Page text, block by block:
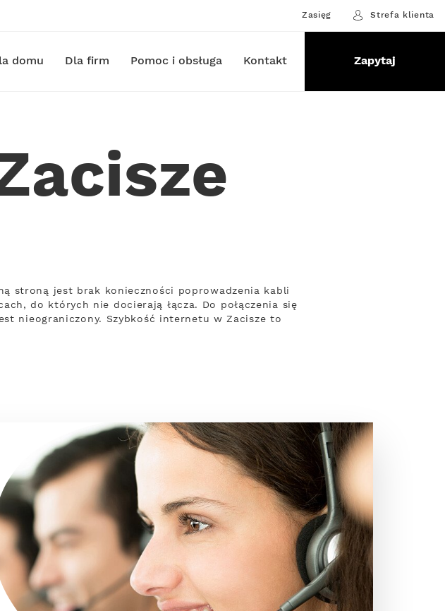
Zasięg Strefa klienta
domu Dla firm Pomoc i obsługa Kontakt Zapytaj
stroną jest brak konieczności poprowadzenia kabli
do których nie docierają łącza. Do połączenia się
nieograniczony. Szybkość internetu w Zacisze to